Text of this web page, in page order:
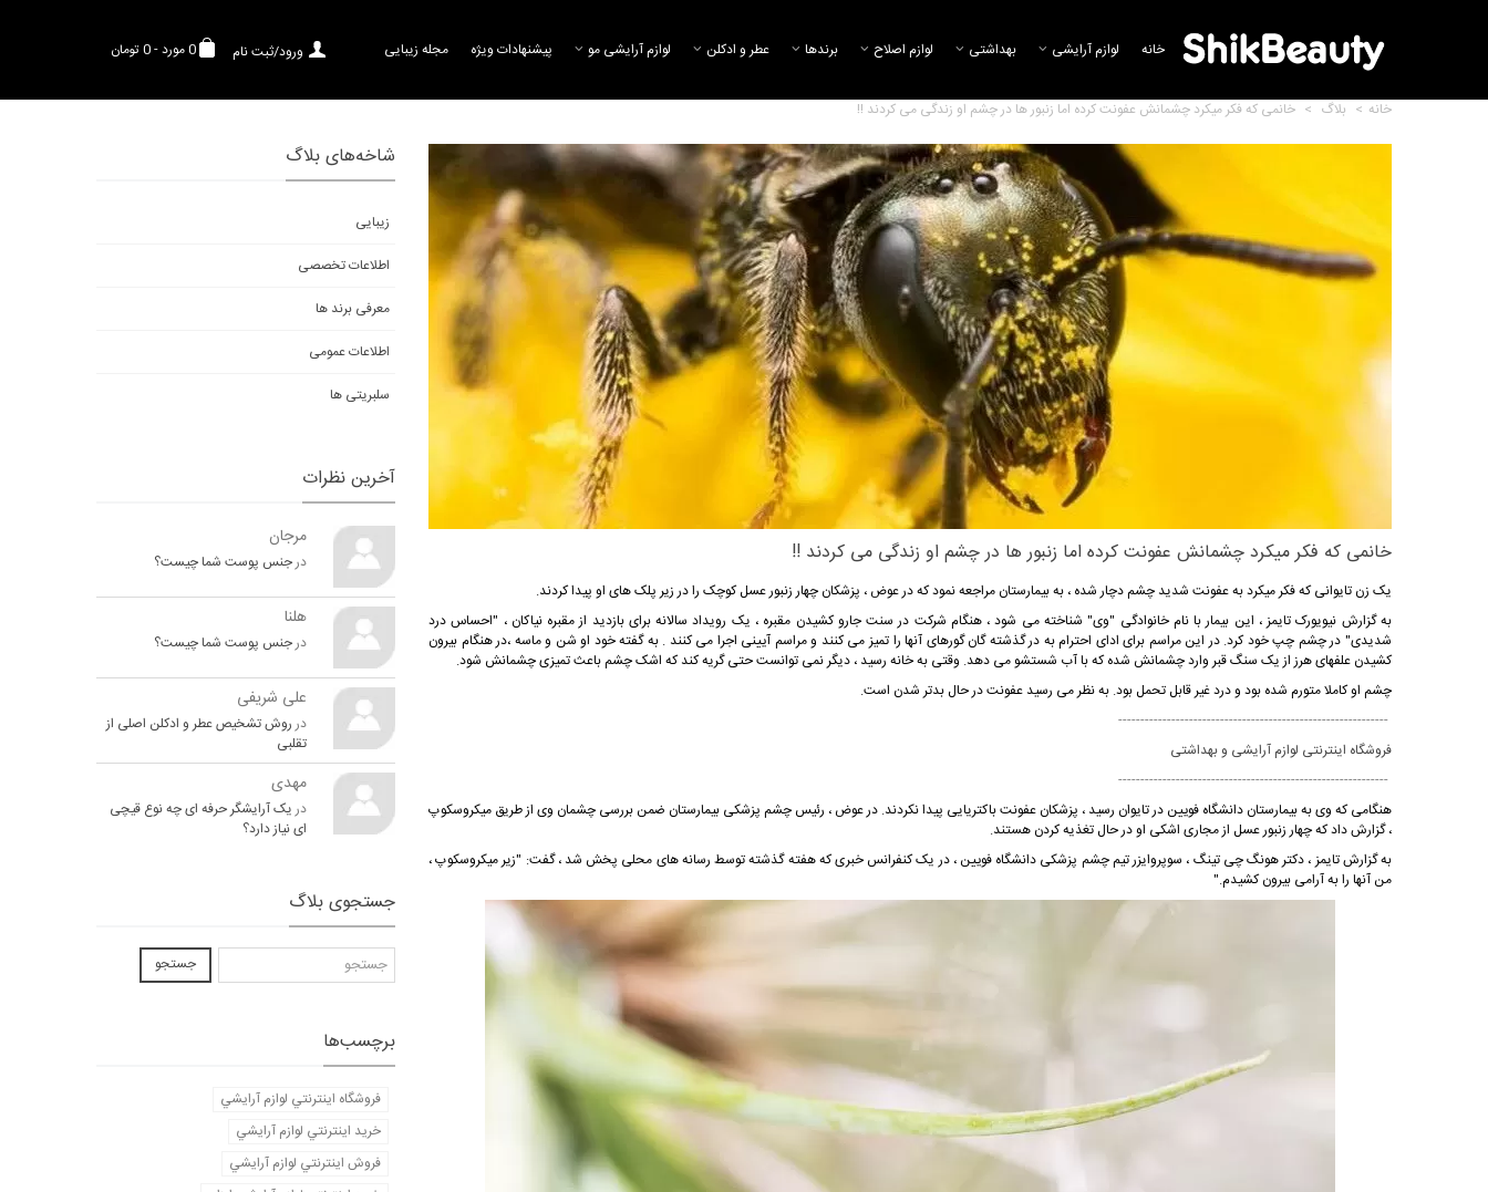
0مورد-0 تومان ورود/ثبت نام خانه لوازم آرایشی بهداشتی لوازم اصلاح برند‌ها عطر و ادکلن لوازم آرایشی مو پیشنهادات ویژه مجله زیبایی
خانه > بلاگ > خانمی که فکر میکرد چشمانش عفونت کرده اما زنبور ها در چشم او زندگی می کردند !!
خانمی که فکر میکرد چشمانش عفونت کرده اما زنبور ها در چشم او زندگی می کردند !!
یک زن تایوانی که فکر میکرد به عفونت شدید چشم دچار شده ، به بیمارستان مراجعه نمود که در عوض ، پزشکان چهار زنبور عسل کوچک را در زیر پلک های او پیدا کردند.
به گزارش نیویورک تایمز ، این بیمار با نام خانوادگی "وی" شناخته می شود ، هنگام شرکت در سنت جارو کشیدن مقبره ، یک رویداد سالانه برای بازدید از مقبره نیاکان ، "احساس درد
شدیدی" در چشم چپ خود کرد. در این مراسم برای ادای احترام به در گذشته گان گورهای آنها را تمیز می کنند و مراسم آیینی اجرا می کنند . به گفته خود او شن و ماسه ،در هنگام بیرون
کشیدن علفهای هرز از یک سنگ قبر وارد چشمانش شده که با آب شستشو می دهد. وقتی به خانه رسید ، دیگر نمی توانست حتی گریه کند که اشک چشم باعث تمیزی چشمانش شود.
چشم او کاملا متورم شده بود و درد غیر قابل تحمل بود. به نظر می رسید عفونت در حال بدتر شدن است.
-------------------------------------------------------------
فروشگاه اینترنتی لوازم آرایشی و بهداشتی
-------------------------------------------------------------
هنگامی که وی به بیمارستان دانشگاه فویین در تایوان رسید ، پزشکان عفونت باکتریایی پیدا نکردند. در عوض ، رئیس چشم پزشکی بیمارستان ضمن بررسی چشمان وی از طریق میکروسکوپ
، گزارش داد که چهار زنبور عسل از مجاری اشکی او در حال تغذیه کردن هستند.
به گزارش تایمز ، دکتر هونگ چی تینگ ، سوپروایزر تیم چشم پزشکی دانشگاه فویین ، در یک کنفرانس خبری که هفته گذشته توسط رسانه های محلی پخش شد ، گفت: "زیر میکروسکوپ ،
من آنها را به آرامی بیرون کشیدم."
شاخه‌های بلاگ
زیبایی
اطلاعات تخصصی
معرفی برند ها
اطلاعات عمومی
سلبریتی ها
آخرین نظرات
مرجان
درجنس پوست شما چیست؟
هلنا
درجنس پوست شما چیست؟
علی شریفی
درروش تشخیص عطر و ادکلن اصلی از
تقلبی
مهدی
دریک آرایشگر حرفه ای چه نوع قیچی
ای نیاز دارد؟
جستجوی بلاگ
جستجو
برچسب‌ها
فروشگاه اينترنتي لوازم آرايشي
خريد اينترنتي لوازم آرايشي
فروش اينترنتي لوازم آرايشي